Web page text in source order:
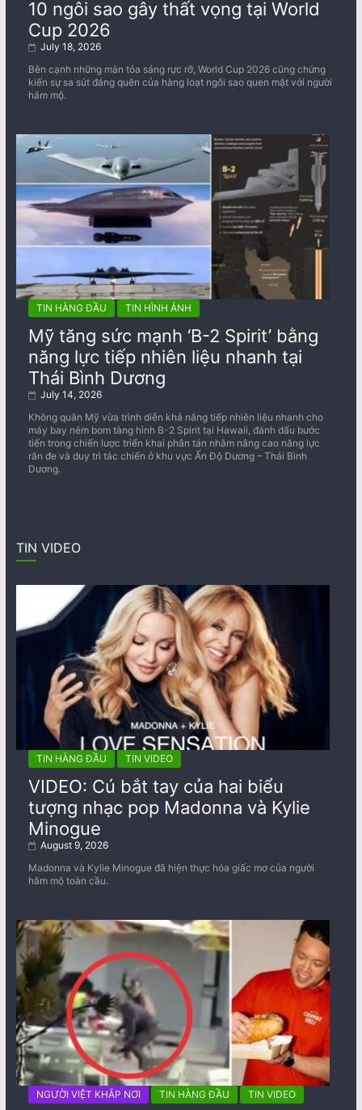
10 ngôi sao gây thất vọng tại World
Cup 2026
July 18, 2026
Bên cạnh những màn tỏa sáng rực rỡ, World Cup 2026 cũng chứng
kiến sự sa sút đáng quên của hàng loạt ngôi sao quen mặt với người
hâm mộ.
TIN HÀNG ĐẦU TIN HÌNH ẢNH
Mỹ tăng sức mạnh ‘B-2 Spirit’ bằng
năng lực tiếp nhiên liệu nhanh tại
Thái Bình Dương
July 14, 2026
Không quân Mỹ vừa trình diễn khả năng tiếp nhiên liệu nhanh cho
máy bay ném bom tàng hình B-2 Spirit tại Hawaii, đánh dấu bước
tiến trong chiến lược triển khai phân tán nhằm nâng cao năng lực
răn đe và duy trì tác chiến ở khu vực Ấn Độ Dương – Thái Bình
Dương.
TIN VIDEO
TIN HÀNG ĐẦU TIN VIDEO
VIDEO: Cú bắt tay của hai biểu
tượng nhạc pop Madonna và Kylie
Minogue
August 9, 2026
Madonna và Kylie Minogue đã hiện thực hóa giấc mơ của người
hâm mộ toàn cầu.
NGƯỜI VIỆT KHẮP NƠI TIN HÀNG ĐẦU TIN VIDEO